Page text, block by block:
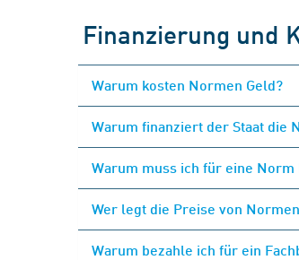
Finanzierung und
Warum kosten Normen Geld?
Warum finanziert der Staat die
Warum muss ich für eine Norm
Wer legt die Preise von
Warum bezahle ich für ein